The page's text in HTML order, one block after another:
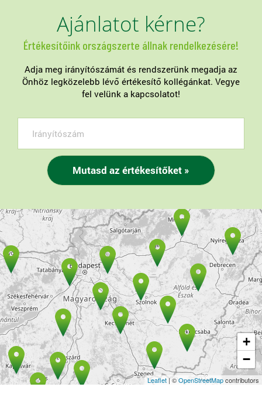
Ajánlatot kérne?
Értékesítőink országszerte állnak rendelkezésére!
Adja meg irányítószámát és rendszerünk megadja az
Önhöz legközelebb lévő értékesítő kollégánkat. Vegye
fel velünk a kapcsolatot!
+
−
Leaflet | ©OpenStreetMapcontributors